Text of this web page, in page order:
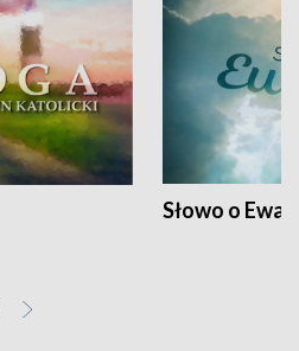
Słowo o